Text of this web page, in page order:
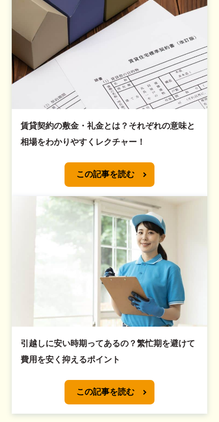
賃貸契約の敷金・礼金とは？それぞれの意味と
相場をわかりやすくレクチャー！
この記事を読む
引越しに安い時期ってあるの？繁忙期を避けて
費用を安く抑えるポイント
この記事を読む